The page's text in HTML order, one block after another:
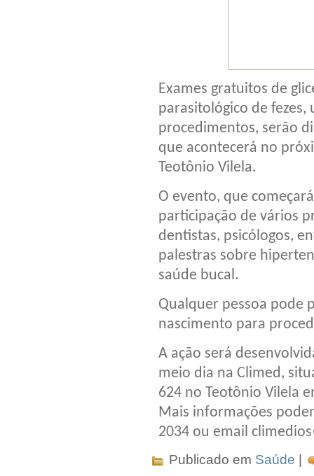
Exames gratuitos de
parasitológico de
procedimentos, serão
que acontecerá no
Teotônio Vilela.
O evento, que
participação de vários
dentistas, psicólogos,
palestras sobre
saúde bucal.
Qualquer pessoa pode
nascimento para
A ação será
meio dia na Climed,
624 no Teotônio Vilela
Mais informações
2034 ou email
Publicado em Saúde |